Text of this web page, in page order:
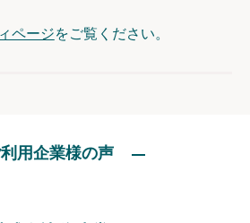
ページをご覧ください。
用企業様の声